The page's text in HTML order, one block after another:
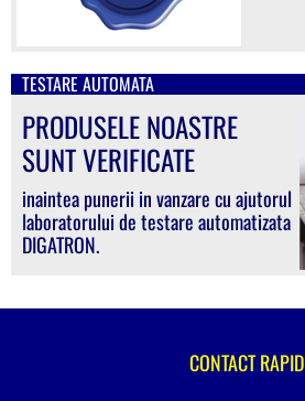
TESTARE AUTOMATA
PRODUSELE NOASTRE
SUNT VERIFICATE
inaintea punerii in vanzare cu ajutorul
laboratorului de testare automatizata
DIGATRON.
CONTACT RAPID